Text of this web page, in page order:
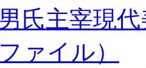
氏主宰現
ァイル）